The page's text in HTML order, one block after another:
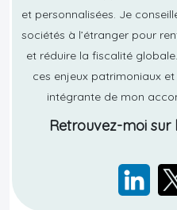
et personnalisées. Je
sociétés à l’étranger pour
et réduire la fiscalité
ces enjeux patrimoniaux
intégrante de mon
Retrouvez-moi sur